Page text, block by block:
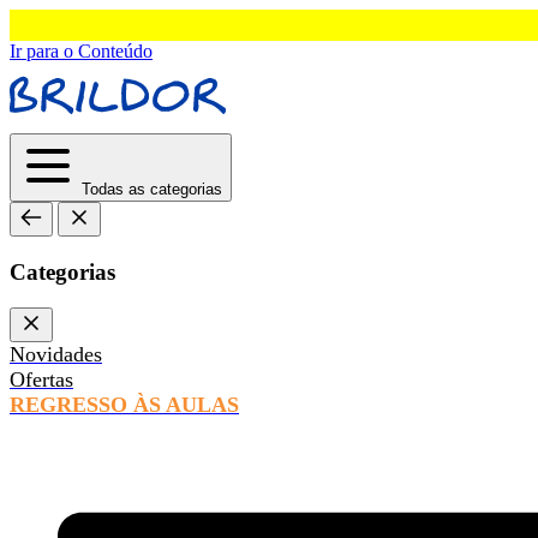
Ir para o Conteúdo
Todas as categorias
Categorias
Novidades
Ofertas
REGRESSO ÀS AULAS